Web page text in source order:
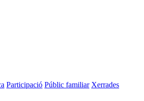
Participació Públic familiar Xerrades